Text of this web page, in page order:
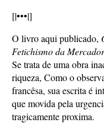
[|•••|]
O livro aqui publicado,
Fetichismo da
Se trata de uma obra
riqueza, Como o
francêsa, sua escrita é
que movida pela
tragicamente proxima.